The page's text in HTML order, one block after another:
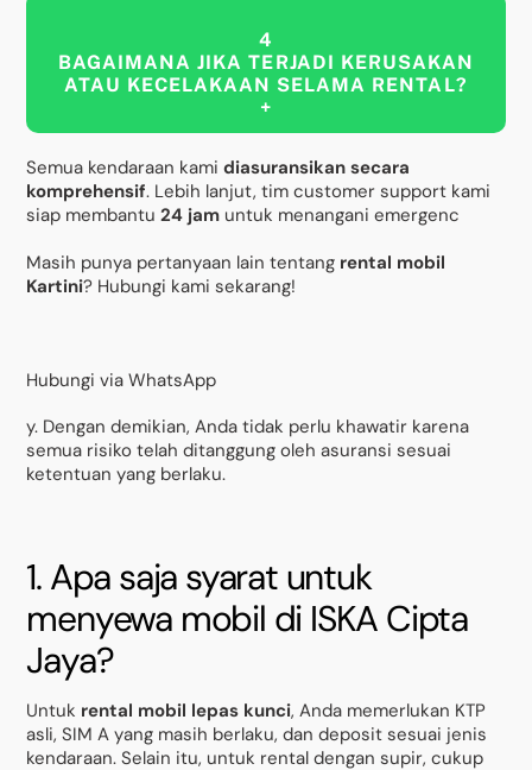
4
BAGAIMANA JIKA TERJADI KERUSAKAN
ATAU KECELAKAAN SELAMA RENTAL?
+
Semua kendaraan kamidiasuransikan secara
komprehensif. Lebih lanjut, tim customer support kami
siap membantu24 jam untuk menangani emergenc
Masih punya pertanyaan lain tentang rental mobil
Kartini? Hubungi kami sekarang!
Hubungi via WhatsApp
y. Dengan demikian, Anda tidak perlu khawatir karena
semua risiko telah ditanggung oleh asuransi sesuai
ketentuan yang berlaku.
1. Apa saja syarat untuk
menyewa mobil di ISKA Cipta
Jaya?
Untuk rental mobil lepas kunci, Anda memerlukan KTP
asli, SIM A yang masih berlaku, dan deposit sesuai jenis
kendaraan. Selain itu, untuk rental dengan supir, cukup